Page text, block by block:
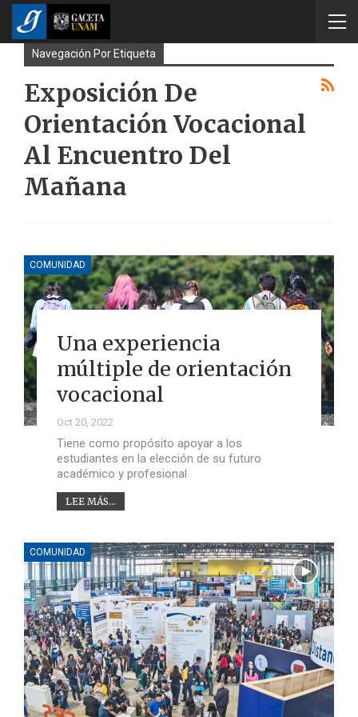
Navegación Por Etiqueta
Exposición De
Orientación Vocacional
Al Encuentro Del
Mañana
COMUNIDAD
Una experiencia
múltiple de orientación
vocacional
Oct 20, 2022
Tiene como propósito apoyar a los
estudiantes en la elección de su futuro
académico y profesional
LEE MÁS...
COMUNIDAD